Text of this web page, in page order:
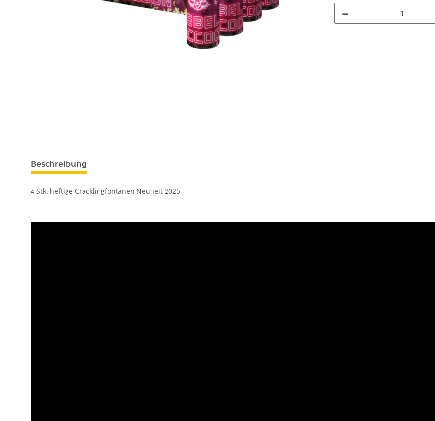
Beschreibung
4 Stk. heftige Cracklingfontänen Neuheit 2025